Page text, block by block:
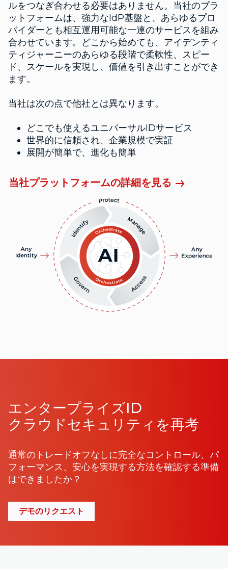
ルをつなぎ合わせる必要はありません。当社のプラ
ットフォームは、強力なIdP基盤と、あらゆるプロ
バイダーとも相互運用可能な一連のサービスを組み
合わせています。どこから始めても、アイデンティ
ティジャーニーのあらゆる段階で柔軟性、スピー
ド、スケールを実現し、価値を引き出すことができ
ます。
当社は次の点で他社とは異なります。
どこでも使えるユニバーサルIDサービス
世界的に信頼され、企業規模で実証
展開が簡単で、進化も簡単
当社プラットフォームの詳細を見る
エンタープライズID
クラウドセキュリティを再考
通常のトレードオフなしに完全なコントロール、パ
フォーマンス、安心を実現する方法を確認する準備
はできましたか？
デモのリクエスト